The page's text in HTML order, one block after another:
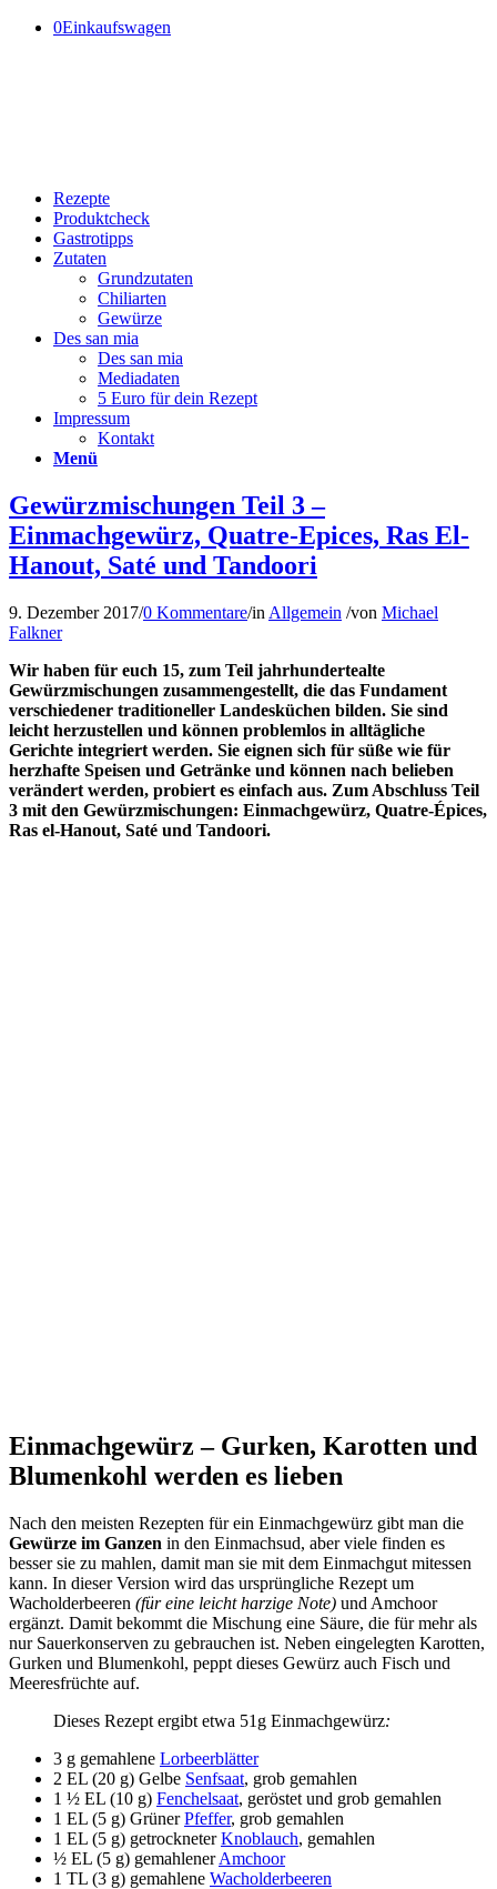
0Einkaufswagen
Rezepte
Produktcheck
Gastrotipps
Zutaten
Grundzutaten
Chiliarten
Gewürze
Des san mia
Des san mia
Mediadaten
5 Euro für dein Rezept
Impressum
Kontakt
Menü
Gewürzmischungen Teil 3 –
Einmachgewürz, Quatre-Epices, Ras El-
Hanout, Saté und Tandoori
9. Dezember 2017/0 Kommentare/in Allgemein /von Michael
Falkner
Wir haben für euch 15, zum Teil jahrhundertealte
Gewürzmischungen zusammengestellt, die das Fundament
verschiedener traditioneller Landesküchen bilden. Sie sind
leicht herzustellen und können problemlos in alltägliche
Gerichte integriert werden. Sie eignen sich für süße wie für
herzhafte Speisen und Getränke und können nach belieben
verändert werden, probiert es einfach aus. Zum Abschluss Teil
3 mit den Gewürzmischungen: Einmachgewürz, Quatre-Épices,
Ras el-Hanout, Saté und Tandoori.
Einmachgewürz – Gurken, Karotten und
Blumenkohl werden es lieben
Nach den meisten Rezepten für ein Einmachgewürz gibt man die
Gewürze im Ganzen in den Einmachsud, aber viele finden es
besser sie zu mahlen, damit man sie mit dem Einmachgut mitessen
kann. In dieser Version wird das ursprüngliche Rezept um
Wacholderbeeren (für eine leicht harzige Note) und Amchoor
ergänzt. Damit bekommt die Mischung eine Säure, die für mehr als
nur Sauerkonserven zu gebrauchen ist. Neben eingelegten Karotten,
Gurken und Blumenkohl, peppt dieses Gewürz auch Fisch und
Meeresfrüchte auf.
Dieses Rezept ergibt etwa 51g Einmachgewürz:
3 g gemahlene Lorbeerblätter
2 EL (20 g) Gelbe Senfsaat, grob gemahlen
1 ½ EL (10 g) Fenchelsaat, geröstet und grob gemahlen
1 EL (5 g) GrünerPfeffer, grob gemahlen
1 EL (5 g) getrockneterKnoblauch, gemahlen
½ EL (5 g) gemahlenerAmchoor
1 TL (3 g) gemahlene Wacholderbeeren